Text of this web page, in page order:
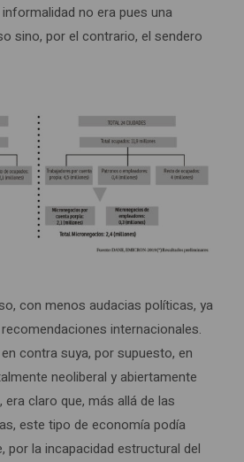
no era pues una
sino, por el contrario, el sendero
con menos audacias políticas, ya
internacionales.
contra suya, por supuesto, en
neoliberal y abiertamente
claro que, más allá de las
este tipo de economía podía
por la incapacidad estructural del